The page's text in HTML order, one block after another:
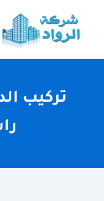
المحتوى
تركيب